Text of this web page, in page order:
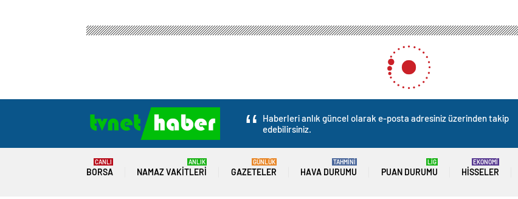
Haberleri anlık güncel olarak e-posta adresiniz üzerinden takip
edebilirsiniz.
BORSA
CANLI
NAMAZ VAKITLERI
ANLIK
GAZETELER
GÜNLÜK
HAVA DURUMU
TAHMİNİ
PUAN DURUMU
LİG
HISSELER
EKONOMİ